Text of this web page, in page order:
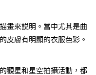
畫來説明。當中尤其是曲
皮膚有明顯的衣服色彩。
觀星和星空拍攝活動，都